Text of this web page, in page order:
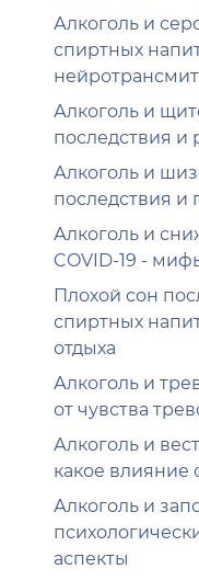
Алкоголь и
спиртных
Алкоголь и
последствия и
Алкоголь и
последствия и
Алкоголь и
COVID-19 -
Плохой сон
спиртных
отдыха
Алкоголь и
от чувства
Алкоголь и
какое влияние
Алкоголь и
аспекты